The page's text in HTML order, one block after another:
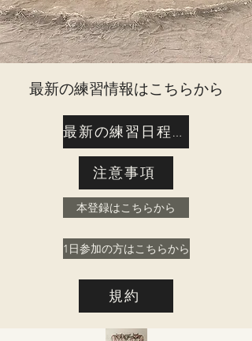
​最新の練習情報はこちらから
最新の練習日程はこちら
注意事項
本登録はこちらから
1日参加の方はこちらから
規約